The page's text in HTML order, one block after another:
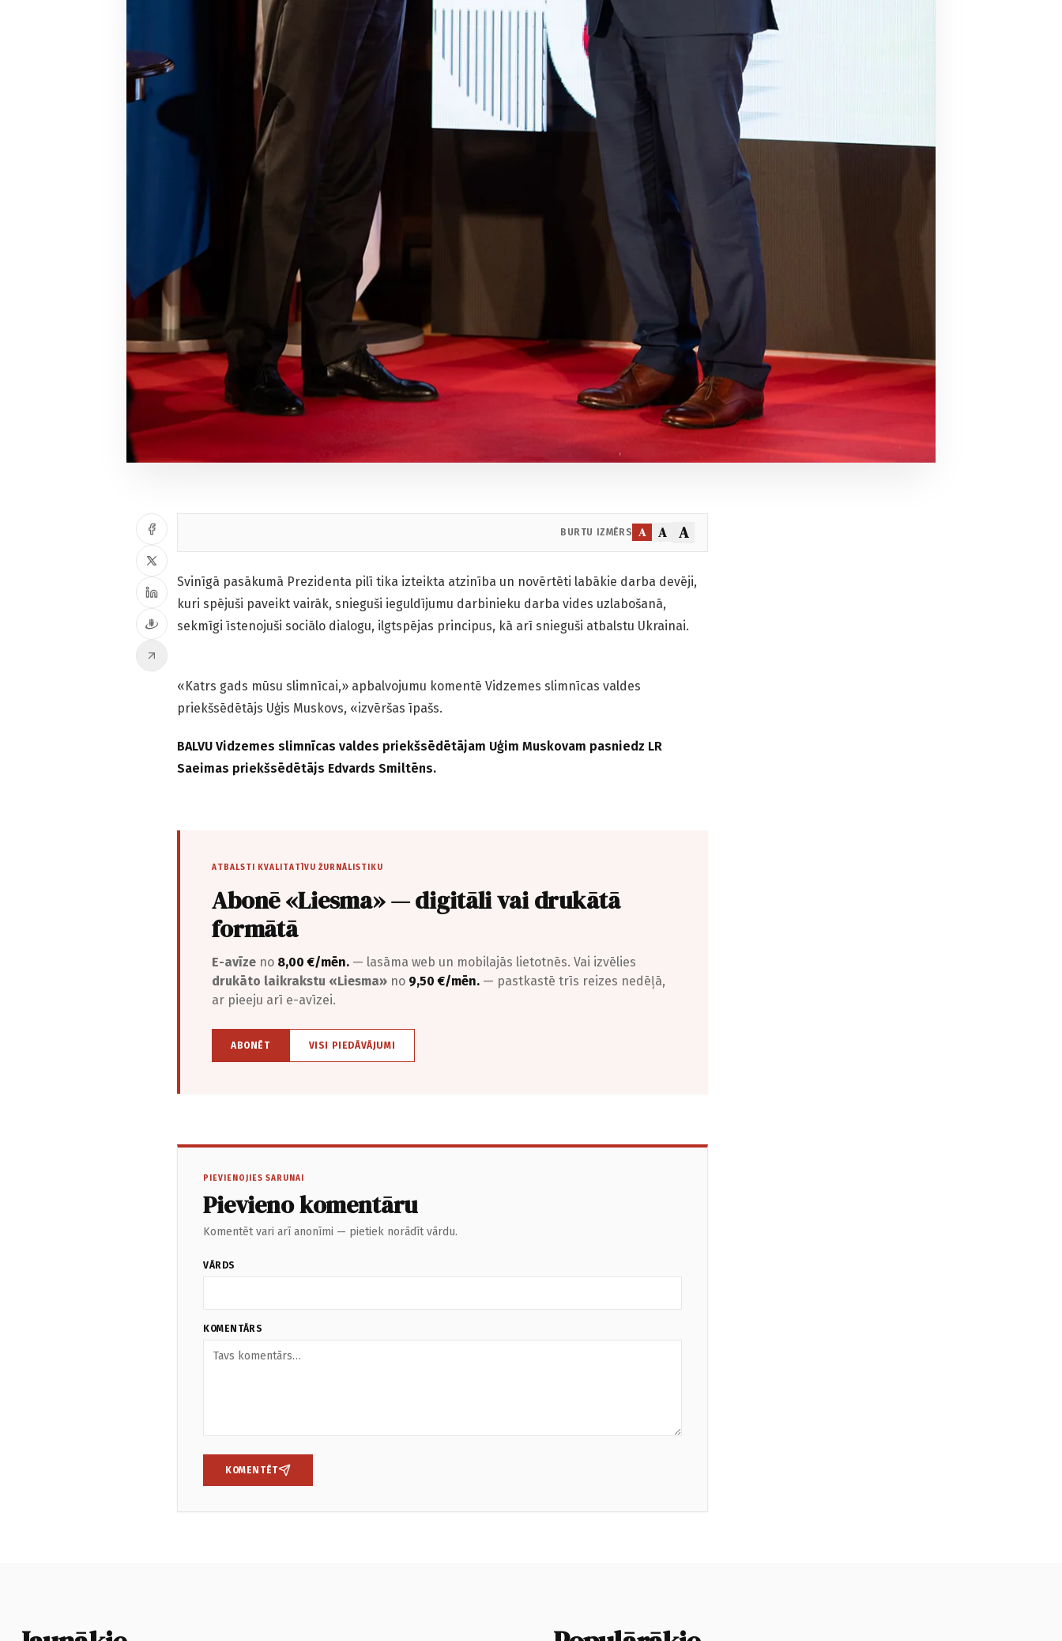
BURTU IZMĒRS A A A
Svinīgā pasākumā Prezidenta pilī tika izteikta atzinība un novērtēti labākie darba devēji,
kuri spējuši paveikt vairāk, snieguši ieguldījumu darbinieku darba vides uzlabošanā,
sekmīgi īstenojuši sociālo dialogu, ilgtspējas principus, kā arī snieguši atbalstu Ukrainai.
«Katrs gads mūsu slimnīcai,» apbalvojumu komentē Vidzemes slimnīcas valdes
priekšsēdētājs Uģis Muskovs, «izvēršas īpašs.
BALVU Vidzemes slimnīcas valdes priekšsēdētājam Uģim Muskovam pasniedz LR
Saeimas priekšsēdētājs Edvards Smiltēns.
ATBALSTI KVALITATĪVU ŽURNĀLISTIKU
Abonē «Liesma» — digitāli vai drukātā
formātā
E-avīze no 8,00 €/mēn. — lasāma web un mobilajās lietotnēs. Vai izvēlies
drukāto laikrakstu «Liesma» no 9,50 €/mēn. — pastkastē trīs reizes nedēļā,
ar pieeju arī e-avīzei.
ABONĒT VISI PIEDĀVĀJUMI
PIEVIENOJIES SARUNAI
Pievieno komentāru
Komentēt vari arī anonīmi — pietiek norādīt vārdu.
VĀRDS
KOMENTĀRS
KOMENTĒT